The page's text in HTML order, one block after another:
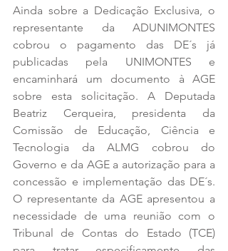
Ainda sobre a Dedicação Exclusiva, o
representante da ADUNIMONTES
cobrou o pagamento das DE´s já
publicadas pela UNIMONTES e
encaminhará um documento à AGE
sobre esta solicitação. A Deputada
Beatriz Cerqueira, presidenta da
Comissão de Educação, Ciência e
Tecnologia da ALMG cobrou do
Governo e da AGE a autorização para a
concessão e implementação das DE´s.
O representante da AGE apresentou a
necessidade de uma reunião com o
Tribunal de Contas do Estado (TCE)